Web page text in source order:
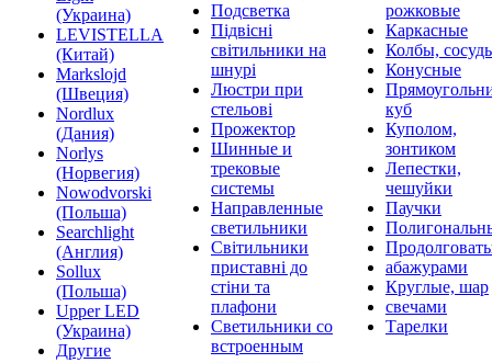
(Украина)
LEVISTELLA
(Китай)
Markslojd
(Швеция)
Nordlux
(Дания)
Norlys
(Норвегия)
Nowodvorski
(Польша)
Searchlight
(Англия)
Sollux
(Польша)
Upper LED
(Украина)
Другие
Подсветка
Підвісні
світильники на
шнурі
Люстри при
стельові
Прожектор
Шинные и
трековые
системы
Направленные
светильники
Світильники
приставні до
стіни та
плафони
Светильники со
встроенным
рожковые
Каркасные
Колбы,
Конусные
куб
Куполом,
зонтиком
Лепестки,
чешуйки
Паучки
абажурами
Круглые, шар
свечами
Тарелки